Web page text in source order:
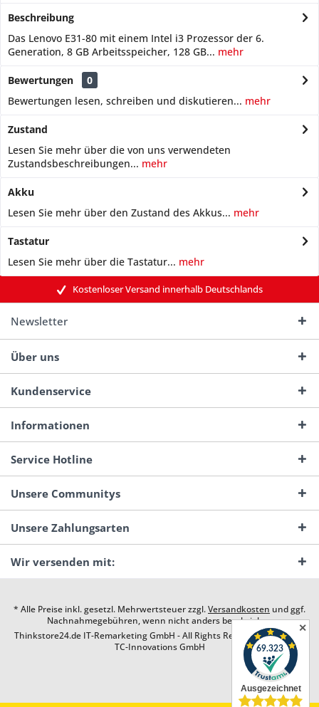
Beschreibung
Das Lenovo E31-80 mit einem Intel i3 Prozessor der 6.
Generation, 8 GB Arbeitsspeicher, 128 GB... mehr
Bewertungen
0
Bewertungen lesen, schreiben und diskutieren... mehr
Zustand
Lesen Sie mehr über die von uns verwendeten
Zustandsbeschreibungen... mehr
Akku
Lesen Sie mehr über den Zustand des Akkus... mehr
Tastatur
Lesen Sie mehr über die Tastatur... mehr
Kostenloser Versand innerhalb Deutschlands
Newsletter
Über uns
Kundenservice
Informationen
Service Hotline
Unsere Communitys
Unsere Zahlungsarten
Wir versenden mit:
* Alle Preise inkl. gesetzl. Mehrwertsteuer zzgl.Versandkosten und ggf.
Nachnahmegebühren, wenn nicht anders beschrieben
Thinkstore24.de IT-Remarketing GmbH - All Rights Reserved. Design by
TC-Innovations GmbH
✕